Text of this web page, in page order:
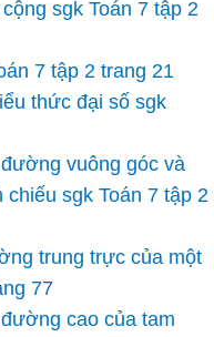
sgk Toán 7 tập 2
7 tập 2 trang 21
thức đại số sgk
vuông góc và
sgk Toán 7 tập 2
trung trực của một
77
cao của tam